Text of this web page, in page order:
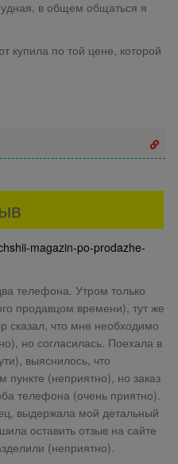
в общем общаться я
купила по той цене, которой
magazin-po-prodazhe-
телефона. Утром только
продавцом времени), тут же
сказал, что мне необходимо
но согласилась. Поехала в
выяснилось, что
(неприятно), но заказ
телефона (очень приятно).
выдержала мой детальный
оставить отзыв на сайте
(неприятно).